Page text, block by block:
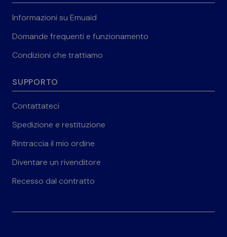
Informazioni su Emuaid
Domande frequenti e funzionamento
Condizioni che trattiamo
SUPPORTO
Contattateci
Spedizione e restituzione
Rintraccia il mio ordine
Diventare un rivenditore
Recesso dal contratto